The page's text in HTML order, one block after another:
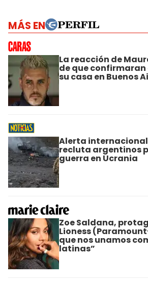
MÁS EN
La reacción de
de que
su casa en Buenos
Alerta
recluta argentinos
guerra en Ucrania
Zoe Saldana,
Lioness
que nos unamos
latinas”